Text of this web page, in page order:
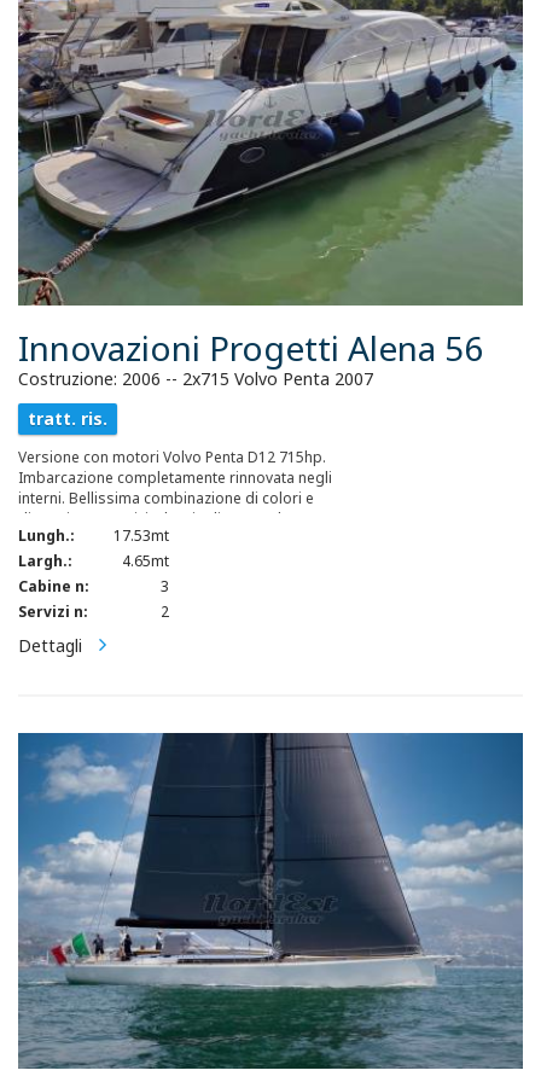
Innovazioni Progetti Alena 56
Costruzione: 2006 -- 2x715 Volvo Penta 2007
tratt. ris.
Versione con motori Volvo Penta D12 715hp.
Imbarcazione completamente rinnovata negli
interni. Bellissima combinazione di colori e
disegni geometrici. Plancia di comando
rinnovata. Ottimo stato generale.
Lungh.:
17.53mt
Largh.:
4.65mt
Cabine n:
3
Servizi n:
2
Dettagli